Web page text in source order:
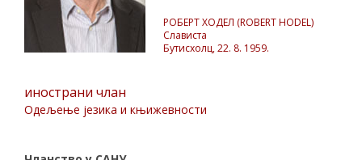
РОБЕРТ ХОДЕЛ (ROBERT HODEL)
Слависта
Бутисхолц, 22. 8. 1959.
инострани члан
Одељење језика и књижевности